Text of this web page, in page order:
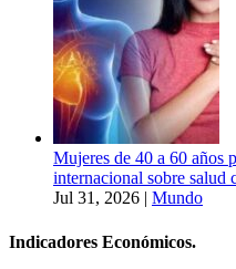
Mujeres de 40 a 60 años
internacional sobre salud
Jul 31, 2026 | Mundo
Indicadores Económicos.